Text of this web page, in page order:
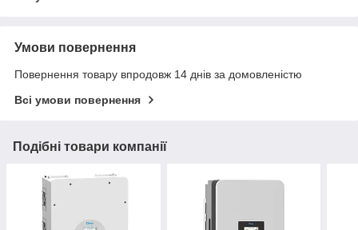
Умови повернення
Повернення товару впродовж 14 днів за домовленістю
Всі умови повернення
Подібні товари компанії